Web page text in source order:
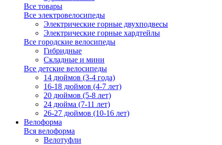
Все товары
Все электровелосипеды
Электрические горные двухподвесы
Электрические горные хардтейлы
Все городские велосипеды
Гибридные
Складные и мини
Все детские велосипеды
14 дюймов (3-4 года)
16-18 дюймов (4-7 лет)
20 дюймов (5-8 лет)
24 дюйма (7-11 лет)
26-27 дюймов (10-16 лет)
Велоформа
Вся велоформа
Велотуфли